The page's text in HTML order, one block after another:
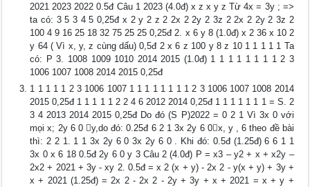
2021 2023 2022 0.5đ Câu 1 2023 (4.0đ) x z x y z Từ 4x = 3y ; =>
ta có: 3 5 3 4 5 0,25đ x 2 y 2 z 2 2x 2 2y 2 3z 2 2x 2 2y 2 3z 2
100 4 9 16 25 18 32 75 25 25 0,25đ 2. x 6 y 8 (1.0đ) x 2 36 x 10 2
y 64 ( Vì x, y, z cùng dấu) 0,5đ 2 x 6 z 100 y 8 z 10 1 1 1 1 1 Ta
có: P 3. 1008 1009 1010 2014 2015 (1.0đ) 1 1 1 1 1 1 1 1 2 3
1006 1007 1008 2014 2015 0,25đ
1 1 1 1 1 2 3 1006 1007 1 1 1 1 1 1 1 1 2 3 1006 1007 1008 2014
2015 0,25đ 1 1 1 1 1 2 2 4 6 2012 2014 0,25đ 1 1 1 1 1 1 1 = S. 2
3 4 2013 2014 2015 0,25đ Do đó (S P)2022 = 0 2 1 Vì 3x 0 với
mọi x; 2y 6 0 y,do đó: 0.25đ 6 2 1 3x 2y 6 0x, y , 6 theo đề bài
thì: 2 2 1. 1 1 3x 2y 6 0 3x 2y 6 0 . Khi đó: 0.5đ (1.25đ) 6 6 1 1
3x 0 x 6 18 0.5đ 2y 6 0 y 3 Câu 2 (4.0đ) P = x3 – y2 + x + x2y –
2x2 + 2021 + 3y - xy 2. 0.5đ = x 2 (x + y) - 2x 2 - y(x + y) + 3y +
x + 2021 (1.25đ) = 2x 2 - 2x 2 - 2y + 3y + x + 2021 = x + y +